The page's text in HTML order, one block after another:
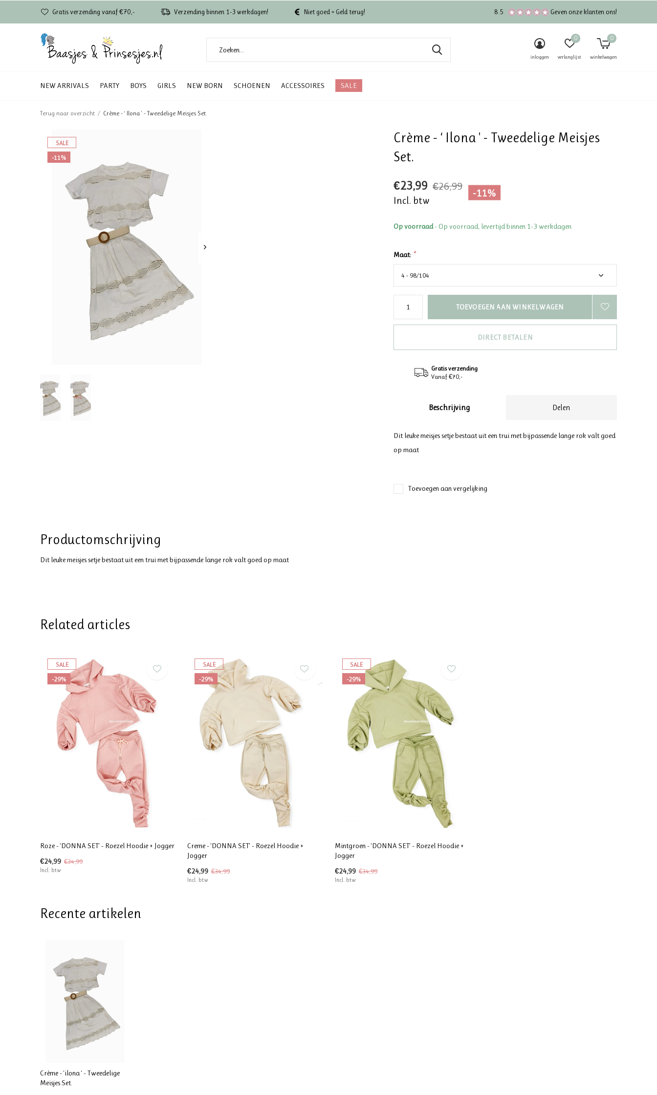
NEW ARRIVALS PARTY BOYS GIRLS NEW BORN SCHOENEN ACCESSOIRES SALE
inloggen verlanglijst
0
winkelwagen
0
Gratis verzending vanaf €70,- Verzending binnen 1-3 werkdagen! Niet goed = Geld terug! 8.5 Geven onze klanten ons!
Terug naar overzicht Crème - ‘ Ilona ' - Tweedelige Meisjes Set.
SALE
-11%
Crème - ‘ Ilona ' - Tweedelige Meisjes
Set.
€23,99 €26,99
Incl. btw
-11%
Op voorraad- Op voorraad, levertijd binnen 1-3 werkdagen
Maat: *
TOEVOEGEN AAN WINKELWAGEN
DIRECT BETALEN
Gratis verzending
Vanaf €70,-
Beschrijving Delen
Dit leuke meisjes setje bestaat uit een trui met bijpassende lange rok valt goed
op maat
Toevoegen aan vergelijking
Productomschrijving
Dit leuke meisjes setje bestaat uit een trui met bijpassende lange rok valt goed op maat
Related articles
SALE
-29%
Roze - 'DONNA SET' - Roezel Hoodie + Jogger
€24,99 €34,99
Incl. btw
SALE
-29%
Creme - 'DONNA SET' - Roezel Hoodie +
Jogger
€24,99 €34,99
Incl. btw
SALE
-29%
Mintgroen - 'DONNA SET' - Roezel Hoodie +
Jogger
€24,99 €34,99
Incl. btw
Recente artikelen
Crème - 'ilona ' - Tweedelige
Meisjes Set.